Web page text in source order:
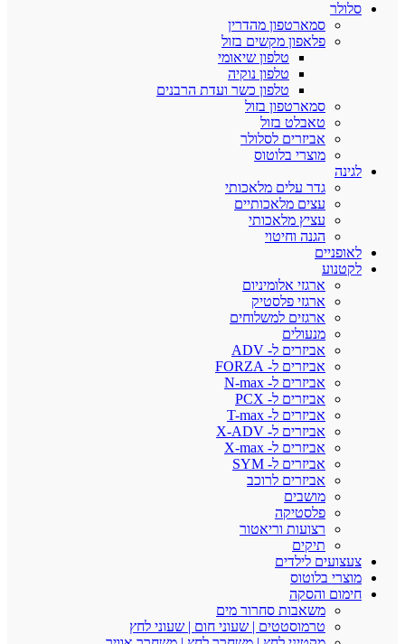
סלולר
סמארטפון מהדרין
פלאפון מקשים בזול
טלפון שיאומי
טלפון נוקיה
טלפון כשר ועדת הרבנים
סמארטפון בזול
טאבלט בזול
אביזרים לסלולר
מוצרי בלוטוס
לגינה
גדר עלים מלאכותי
עצים מלאכותיים
עציץ מלאכותי
הגנה וחיטוי
לאופניים
לקטנוע
ארגזי אלומיניום
ארגזי פלסטיק
ארגזים למשלוחים
מנעולים
אביזרים ל- ADV
אביזרים ל- FORZA
אביזרים ל- N-max
אביזרים ל- PCX
אביזרים ל- T-max
אביזרים ל- X-ADV
אביזרים ל- X-max
אביזרים ל- SYM
אביזרים לרוכב
מושבים
פלסטיקה
רצועות וריאטור
תיקים
צעצועים לילדים
מוצרי בלוטוס
חימום והסקה
משאבות סחרור מים
טרמוסטטים | שעוני חום | שעוני לחץ